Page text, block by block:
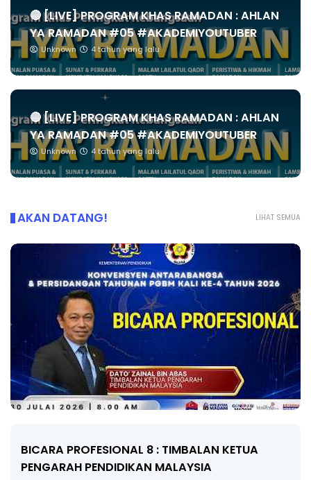
🔴 [LIVE] PROGRAM KHAS RAMADAN : AHLAN
YA RAMADAN #05 #AKADEMIYOUTUBER
Unknown 4 tahun yang lalu
🔴 [LIVE] PROGRAM KHAS RAMADAN : AHLAN
YA RAMADAN #05 #AKADEMIYOUTUBER
Unknown 4 tahun yang lalu
LIHAT SEMUA
AKAN DATANG!
BICARA PROFESIONAL 8 : TIMBALAN KETUA
PENGARAH PENDIDIKAN MALAYSIA